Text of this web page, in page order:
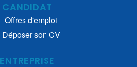
CANDIDAT
Offres d'emploi
Déposer son CV
ENTREPRISE